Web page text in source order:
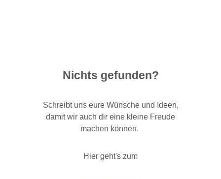
Nichts gefunden?
Schreibt uns eure Wünsche und Ideen,
damit wir auch dir eine kleine Freude
machen können.
Hier geht's zum